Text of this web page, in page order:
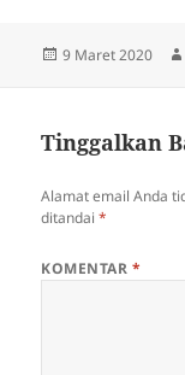
Diposkan
9 Maret 2020
Tinggalkan
Alamat email Anda
ditandai*
KOMENTAR *